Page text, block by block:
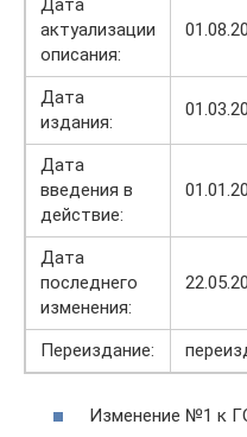
актуализации
описания:
Дата
издания:
Дата
введения в
действие:
Дата
последнего
изменения:
Переиздание:
Изменение №1 к